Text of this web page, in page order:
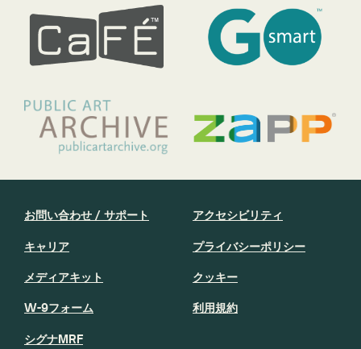
お問い合わせ / サポート
キャリア
メディアキット
W-9フォーム
シグナMRF
アクセシビリティ
プライバシーポリシー
クッキー
利用規約